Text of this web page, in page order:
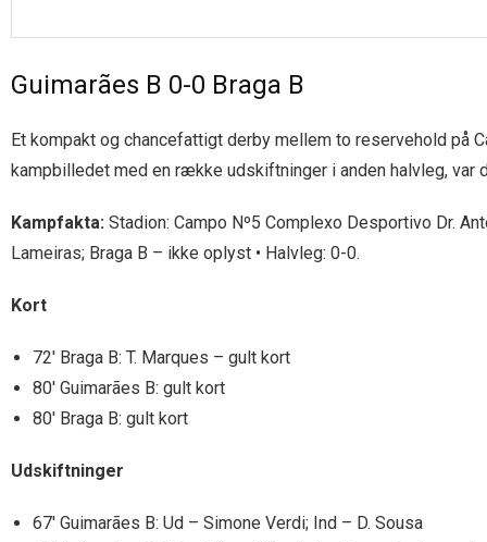
Guimarães B 0-0 Braga B
Et kompakt og chancefattigt derby mellem to reservehold på
kampbilledet med en række udskiftninger i anden halvleg,
Kampfakta: Stadion: Campo Nº5 Complexo Desportivo Dr.
Lameiras; Braga B – ikke oplyst • Halvleg: 0-0.
Kort
72′ Braga B: T. Marques – gult kort
80′ Guimarães B: gult kort
80′ Braga B: gult kort
Udskiftninger
67′ Guimarães B: Ud – Simone Verdi; Ind – D. Sousa